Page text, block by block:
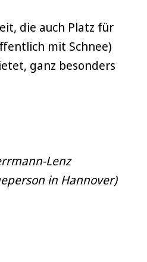
die auch Platz für
mit Schnee)
ganz besonders
Lenz
in Hannover)